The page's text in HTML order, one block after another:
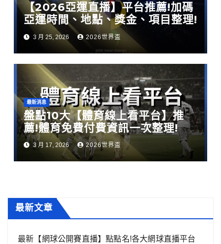
【2026亞運直播】平台推薦!加碼
亞運時間、地點、獎金、項目整理!
3 月 25, 2026 2026世界盃
最新消息
盤點10大【體育線上看平台】推
薦!體育免費付費資訊一次整理!
3 月 17, 2026 2026世界盃
最新文章
最新【網球公開賽直播】點點名!各大網球直播平台